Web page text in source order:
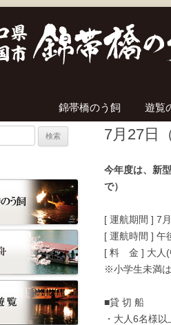
錦帯橋のう飼 遊覧
7月27日
今年度は、新
で）
[ 運航期間 ] 7
[ 運航時間 ] 午
[ 料 金 ] 大人(
※小学生未満
■貸 切 船
・大人6名様以